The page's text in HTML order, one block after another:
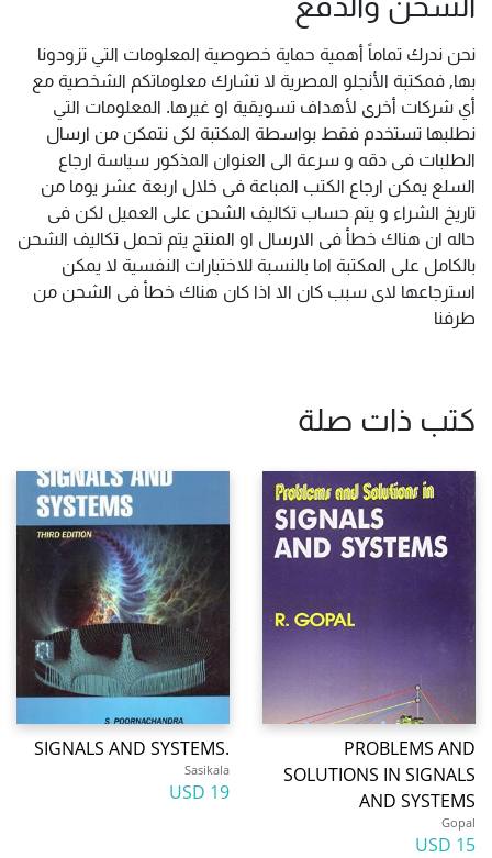
نحن ندرك تماماً أهمية حماية خصوصية المعلومات التي تزودونا
بها, فمكتبة الأنجلو المصرية لا تشارك معلوماتكم الشخصية مع
أي شركات أخرى لأهداف تسويقية او غيرها. المعلومات التي
نطلبها تستخدم فقط بواسطة المكتبة لكى نتمكن من ارسال
الطلبات فى دقه و سرعة الى العنوان المذكور سياسة ارجاع
السلع يمكن ارجاع الكتب المباعة فى خلال اربعة عشر يوما من
تاريخ الشراء و يتم حساب تكاليف الشحن على العميل لكن فى
حاله ان هناك خطأ فى الارسال او المنتج يتم تحمل تكاليف الشحن
بالكامل على المكتبة اما بالنسبة للاختبارات النفسية لا يمكن
استرجاعها لاى سبب كان الا اذا كان هناك خطأ فى الشحن من
طرفنا
كتب ذات صلة
PROBLEMS AND
SOLUTIONS IN SIGNALS
AND SYSTEMS
Gopal
15 USD
.SIGNALS AND SYSTEMS
Sasikala
19 USD